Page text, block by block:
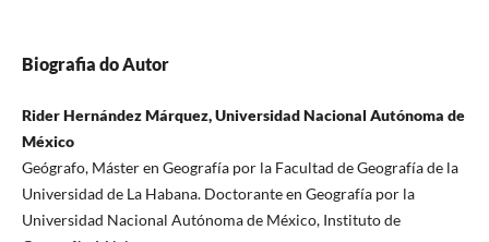
Biografia do Autor
Rider Hernández Márquez, Universidad Nacional Autónoma de
México
Geógrafo, Máster en Geografía por la Facultad de Geografía de la
Universidad de La Habana. Doctorante en Geografía por la
Universidad Nacional Autónoma de México, Instituto de